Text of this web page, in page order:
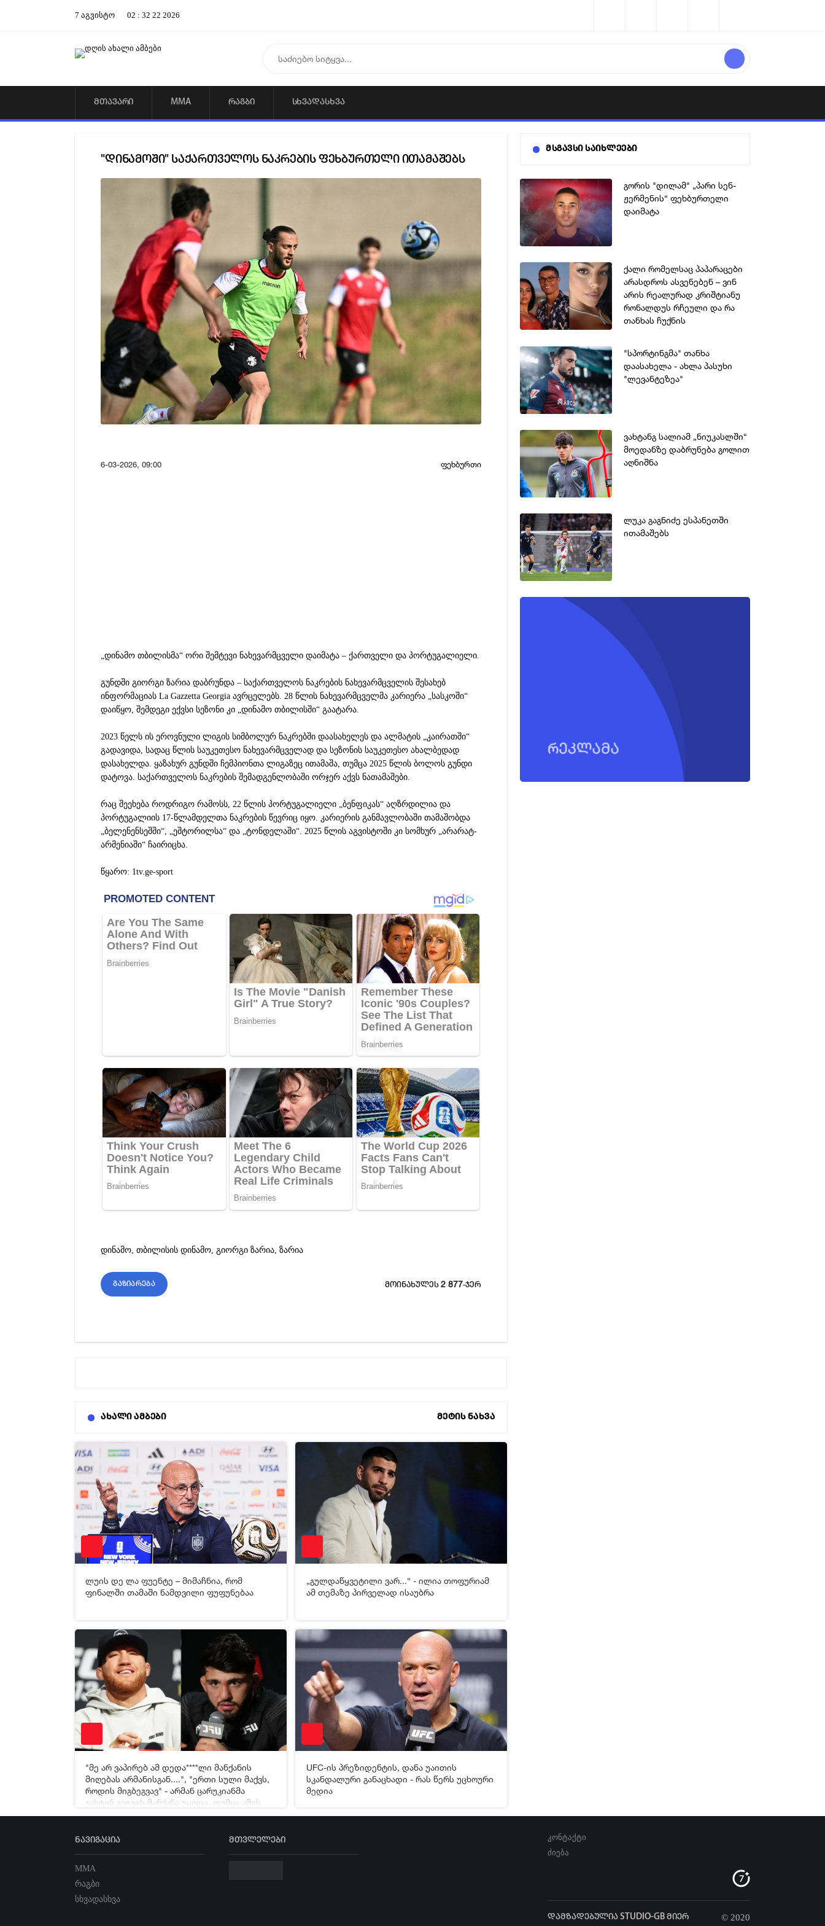
7 აგვისტო 02 : 32 23 2026
ᲛᲗᲐᲕᲐᲠᲘ MMA ᲠᲐᲒᲑᲘ ᲡᲮᲕᲐᲓᲐᲡᲮᲕᲐ
"დინამოში" საქართველოს ნაკრების ფეხბურთელი ითამაშებს
6-03-2026, 09:00 ფეხბურთი
„დინამო თბილისმა“ ორი შემტევი ნახევარმცველი დაიმატა – ქართველი და პორტუგალიელი.
გუნდში გიორგი ზარია დაბრუნდა – საქართველოს ნაკრების ნახევარმცველის შესახებ
ინფორმაციას La Gazzetta Georgia ავრცელებს. 28 წლის ნახევარმცველმა კარიერა „სასკოში“
დაიწყო, შემდეგი ექვსი სეზონი კი „დინამო თბილისში“ გაატარა.
2023 წელს ის ეროვნული ლიგის სიმბოლურ ნაკრებში დაასახელეს და ალმატის „კაირათში“
გადავიდა, სადაც წლის საუკეთესო ნახევარმცველად და სეზონის საუკეთესო ახალბედად
დასახელდა. ყაზახურ გუნდში ჩემპიონთა ლიგაზეც ითამაშა, თუმცა 2025 წლის ბოლოს გუნდი
დატოვა. საქართველოს ნაკრების შემადგენლობაში ორჯერ აქვს ნათამაშები.
რაც შეეხება როდრიგო რამოსს, 22 წლის პორტუგალიელი „ბენფიკას“ აღზრდილია და
პორტუგალიის 17-წლამდელთა ნაკრების წევრიც იყო. კარიერის განმავლობაში თამაშობდა
„ბელენენსეშში“, „ეშტორილსა“ და „ტონდელაში“. 2025 წლის აგვისტოში კი სომხურ „არარატ-
არმენიაში“ ჩაირიცხა.
წყარო: 1tv.ge-sport
დინამო ,თბილისის დინამო ,გიორგი ზარია ,ზარია
გაზიარება მოინახულეს2 877-ჯერ
ახალი ამბები
მეტის ნახვა
[xfgiven_video2] [/xfgiven_video2]
ლუის დე ლა ფუენტე – მიმაჩნია, რომ
ფინალში თამაში ნამდვილი ფუფუნებაა
[xfgiven_video2][/xfgiven_video2]
„გულდაწყვეტილი ვარ...“ - ილია თოფურიამ
ამ თემაზე პირველად ისაუბრა
[xfgiven_video2][/xfgiven_video2]
"მე არ ვაპირებ ამ დედა****ლი მანქანის
მიღებას არმანისგან....", "ერთი სული მაქვს,
როდის მიგბეგვავ" - არმან ცარუკიანმა
ჯასტინ გეიჯის მანქანა უყიდა, თუმცა ამის
გამო ერთმანეთს დაუპირისპირდნენ
[xfgiven_video2] [/xfgiven_video2]
UFC-ის პრეზიდენტის, დანა უაითის
სკანდალური განაცხადი - რას წერს უცხოური
მედია
მსგავსი საიხლეები
გორის "დილამ" „პარი სენ-
ჟერმენის“ ფეხბურთელი
დაიმატა
ქალი რომელსაც პაპარაცები
არასდროს ასვენებენ – ვინ
არის რეალურად კრიშტიანუ
რონალდუს რჩეული და რა
თანხას ჩუქნის
ფეხბურთელი
"სპორტინგმა" თანხა
დაასახელა - ახლა პასუხი
"ლევანტეზეა"
ვახტანგ სალიამ „ნიუკასლში“
მოედანზე დაბრუნება გოლით
აღნიშნა
ლუკა გაგნიძე ესპანეთში
ითამაშებს
კონტაქტი
ძიება
დამზადებულია STUDIO-GB მიერ © 2020
ნავიგაცია
MMA
რაგბი
სხვადასხვა
მთვლელები